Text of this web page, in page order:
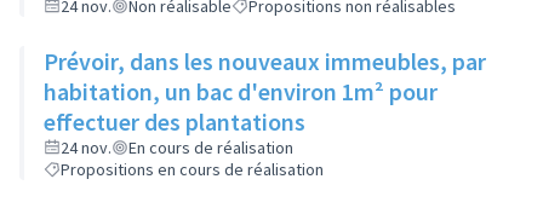
espaces verts entre bâtiments
24 nov. Non réalisable Propositions non réalisables
Prévoir, dans les nouveaux immeubles, par
habitation, un bac d'environ 1m² pour
effectuer des plantations
24 nov.
En cours de réalisation
Propositions en cours de réalisation